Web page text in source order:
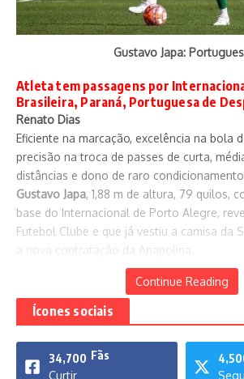
Gustavo Japa:
Atleta tem passagens por
Brasileira, Paraná, Portuguesa de
Renato Dias
Eficiente na marcação, excelência na bola
precisão na troca de passes de curta,
distâncias e dono de raro
Gustavo Japa, 1,88 m de altura, 79 quilos,
base do Internacional de Porto Alegre,
Futebol Clube e que já vestiu a camisa da
a nova contratação da Anapolina.
Continue Reading
Ícones sociais
34,700 Fãs
Curtir